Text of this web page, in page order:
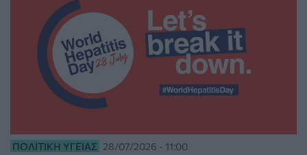
ΠΟΛΙΤΙΚΉ ΥΓΕΊΑΣ 28/07/2026 - 11:00